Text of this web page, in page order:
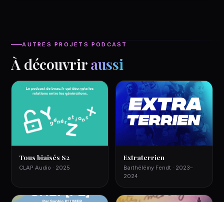
AUTRES PROJETS PODCAST
À découvriraussi
Tous biaisés S2
CLAP Audio · 2025
Extraterrien
Barthélémy Fendt · 2023–
2024